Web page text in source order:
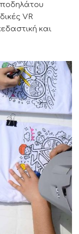
VR
και